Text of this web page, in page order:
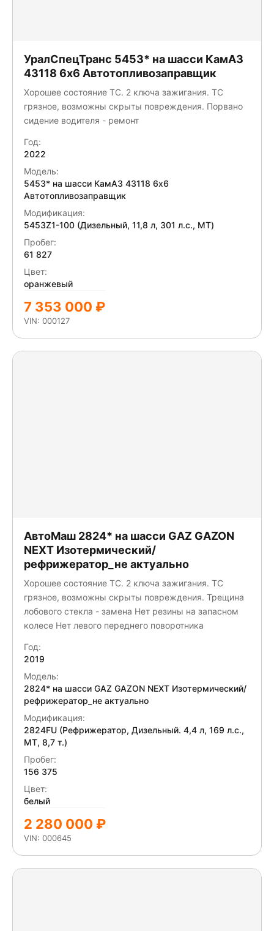
УралСпецТранс 5453* на шасси КамАЗ
43118 6x6 Автотопливозаправщик
Хорошее состояние ТС. 2 ключа зажигания. ТС
грязное, возможны скрыты повреждения. Порвано
сидение водителя - ремонт
Год:
2022
Модель:
5453* на шасси КамАЗ 43118 6x6
Автотопливозаправщик
Модификация:
5453Z1-100 (Дизельный, 11,8 л, 301 л.с., МТ)
Пробег:
61 827
Цвет:
оранжевый
7 353 000 ₽
VIN: 000127
АвтоМаш 2824* на шасси GAZ GAZON
NEXT Изотермический/
рефрижератор_не актуально
Хорошее состояние ТС. 2 ключа зажигания. ТС
грязное, возможны скрыты повреждения. Трещина
лобового стекла - замена Нет резины на запасном
колесе Нет левого переднего поворотника
Год:
2019
Модель:
2824* на шасси GAZ GAZON NEXT Изотермический/
рефрижератор_не актуально
Модификация:
2824FU (Рефрижератор, Дизельный. 4,4 л, 169 л.с.,
МТ, 8,7 т.)
Пробег:
156 375
Цвет:
белый
2 280 000 ₽
VIN: 000645